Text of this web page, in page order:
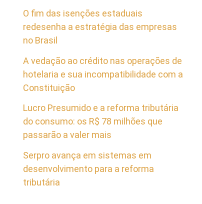
O fim das isenções estaduais
redesenha a estratégia das empresas
no Brasil
A vedação ao crédito nas operações de
hotelaria e sua incompatibilidade com a
Constituição
Lucro Presumido e a reforma tributária
do consumo: os R$ 78 milhões que
passarão a valer mais
Serpro avança em sistemas em
desenvolvimento para a reforma
tributária